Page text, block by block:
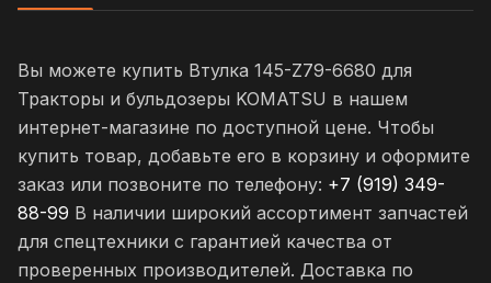
Вы можете купить Втулка 145-Z79-6680 для
Тракторы и бульдозеры KOMATSU в нашем
интернет-магазине по доступной цене. Чтобы
купить товар, добавьте его в корзину и оформите
заказ или позвоните по телефону: +7 (919) 349-
88-99 В наличии широкий ассортимент запчастей
для спецтехники с гарантией качества от
проверенных производителей. Доставка по